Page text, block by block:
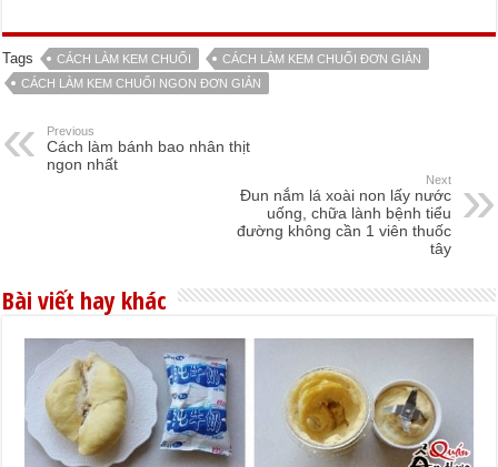
Tags CÁCH LÀM KEM CHUỐI
CÁCH LÀM KEM CHUỐI ĐƠN GIẢN
CÁCH LÀM KEM CHUỐI NGON ĐƠN GIẢN
Previous
Cách làm bánh bao nhân thịt
ngon nhất
Next
Đun nắm lá xoài non lấy nước
uống, chữa lành bệnh tiểu
đường không cần 1 viên thuốc
tây
Bài viết hay khác